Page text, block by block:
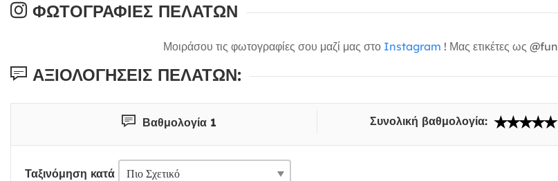
ΦΩΤΟΓΡΑΦΊΕΣ ΠΕΛΑΤΏΝ
Μοιράσου τις φωτογραφίες σου μαζί μας στο Instagram ! Μας ετικέτες ως
ΑΞΙΟΛΟΓΉΣΕΙΣ ΠΕΛΑΤΏΝ:
Βαθμολογία 1 Συνολική βαθμολογία:
Ταξινόμηση κατά